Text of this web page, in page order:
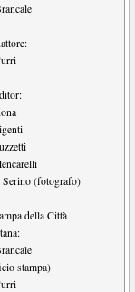
Serino (fotografo)
della Città
stampa)